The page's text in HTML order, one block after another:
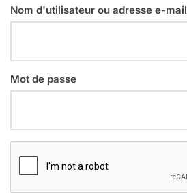
Nom d'utilisateur ou adresse e-mail
Mot de passe